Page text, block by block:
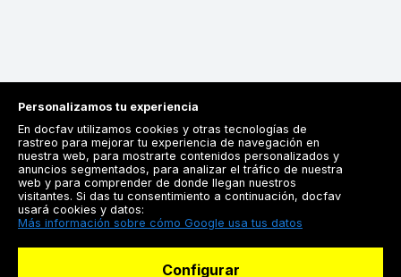
Registrarse
Docfav
Personalizamos tu experiencia
En docfav utilizamos cookies y otras tecnologías de
rastreo para mejorar tu experiencia de navegación en
nuestra web, para mostrarte contenidos personalizados y
anuncios segmentados, para analizar el tráfico de nuestra
web y para comprender de donde llegan nuestros
visitantes. Si das tu consentimiento a continuación, docfav
usará cookies y datos:
Más información sobre cómo Google usa tus datos
Configurar